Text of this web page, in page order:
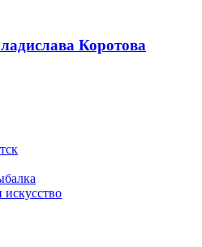
Коротова
искусство